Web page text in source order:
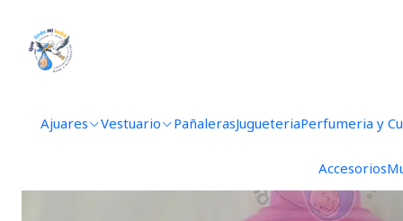
Ajuares Vestuario PañalerasJugueteriaPerfumeria y
Accesorios